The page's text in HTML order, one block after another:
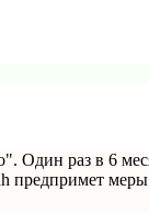
Один раз в 6
предпримет